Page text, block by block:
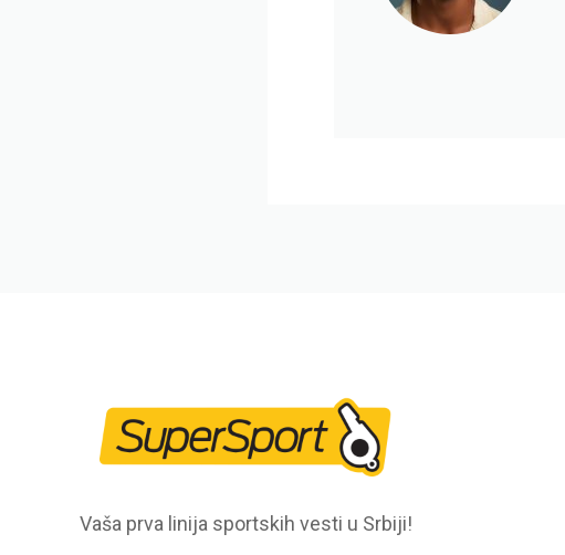
Vaša prva linija sportskih vesti u Srbiji!